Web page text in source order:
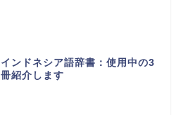
インドネシア語辞書：使用中の3
冊紹介します